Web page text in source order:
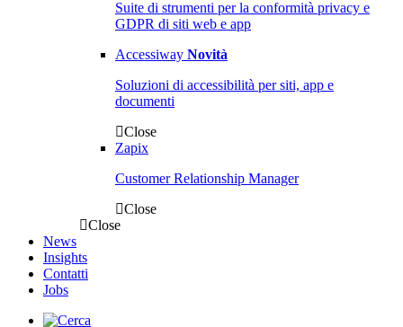
Suite di strumenti per la conformità privacy e
GDPR di siti web e app
Accessiway Novità
Soluzioni di accessibilità per siti, app e
documenti
Close
Zapix
Customer Relationship Manager
Close
Close
News
Insights
Contatti
Jobs